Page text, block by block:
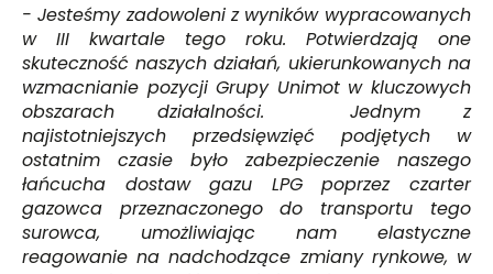
- Jesteśmy zadowoleni z wyników wypracowanych
w III kwartale tego roku. Potwierdzają one
skuteczność naszych działań, ukierunkowanych na
wzmacnianie pozycji Grupy Unimot w kluczowych
obszarach działalności. Jednym z
najistotniejszych przedsięwzięć podjętych w
ostatnim czasie było zabezpieczenie naszego
łańcucha dostaw gazu LPG poprzez czarter
gazowca przeznaczonego do transportu tego
surowca, umożliwiając nam elastyczne
reagowanie na nadchodzące zmiany rynkowe, w